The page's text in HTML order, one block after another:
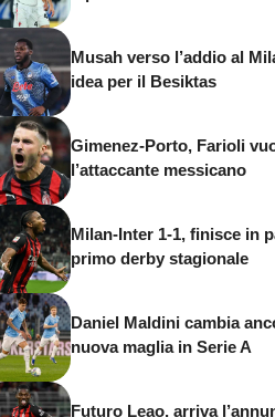
Musah verso l’addio al
idea per il Besiktas
Gimenez-Porto, Farioli
l’attaccante messicano
Milan-Inter 1-1, finisce in
primo derby stagionale
Daniel Maldini cambia
nuova maglia in Serie A
Futuro Leao, arriva